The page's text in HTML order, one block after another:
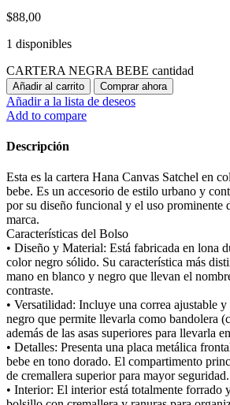
$88,00
1 disponibles
CARTERA NEGRA BEBE cantidad
Añadir al carrito Comprar ahora
Añadir a la lista de deseos
Add to compare
Descripción
Esta es la cartera Hana Canvas Satchel en
bebe. Es un accesorio de estilo urbano y
por su diseño funcional y el uso prominente
marca.
Características del Bolso
• Diseño y Material: Está fabricada en lona
color negro sólido. Su característica más
mano en blanco y negro que llevan el
contraste.
• Versatilidad: Incluye una correa ajustable
negro que permite llevarla como bandolera
además de las asas superiores para llevarla
• Detalles: Presenta una placa metálica
bebe en tono dorado. El compartimento
de cremallera superior para mayor seguridad.
• Interior: El interior está totalmente forrado